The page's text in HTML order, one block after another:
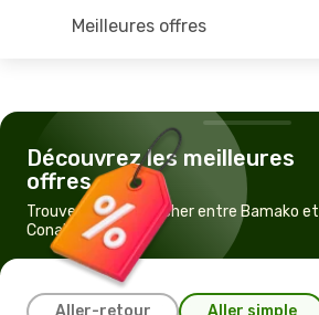
Meilleures offres
Découvrez les meilleures
offres
Trouvez un vol pas cher entre Bamako et
Conakry
Aller-retour Aller simple